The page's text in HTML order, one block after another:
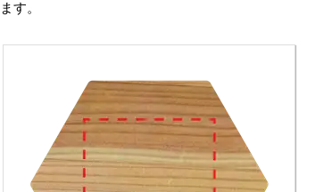
ます。